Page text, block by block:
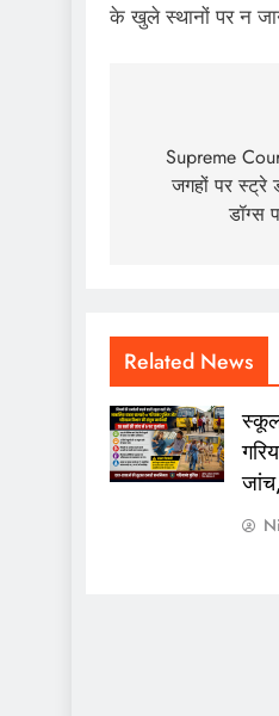
के खुले स्थानों पर न
navigation
Supreme
जगहों पर स्ट्रे
डॉग्स
Related News